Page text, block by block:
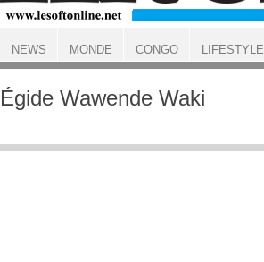
ACCUEIL
Égide Wawende Waki
NEWS MONDE CONGO LIFESTYLE